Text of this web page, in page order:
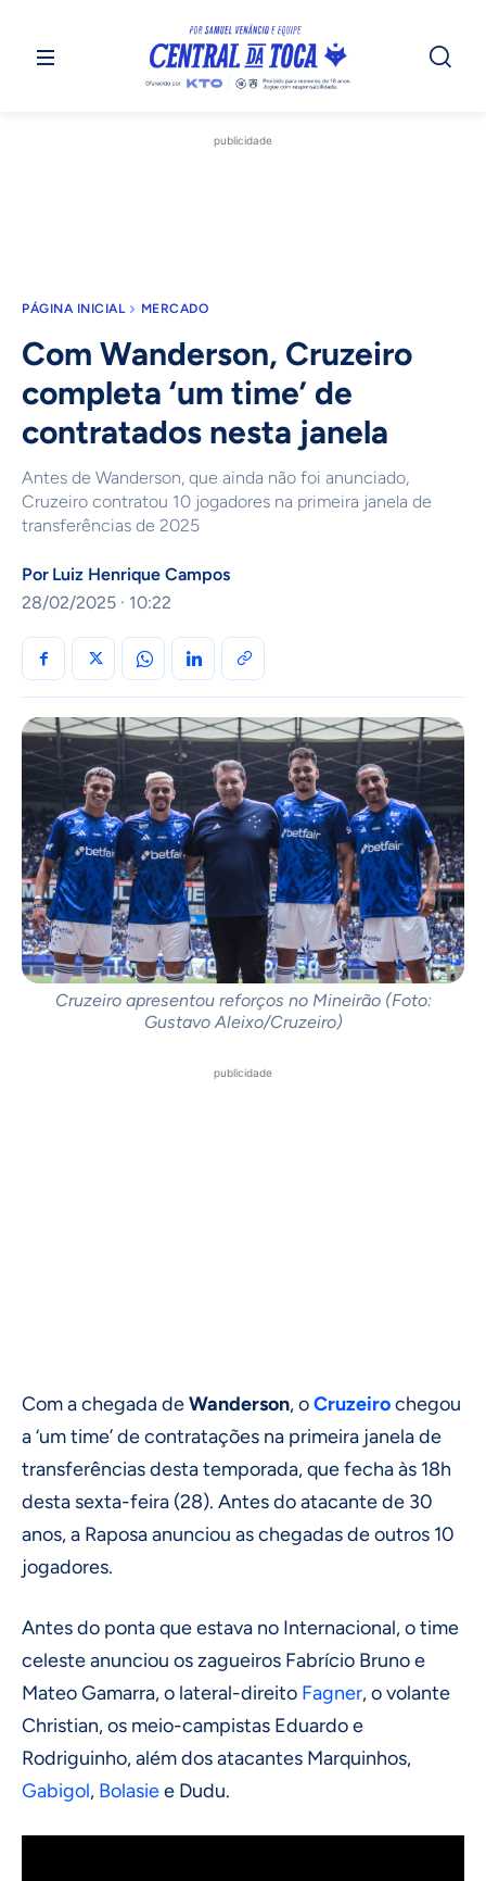
publicidade
PÁGINA INICIAL MERCADO
Com Wanderson, Cruzeiro
completa ‘um time’ de
contratados nesta janela
Antes de Wanderson, que ainda não foi anunciado,
Cruzeiro contratou 10 jogadores na primeira janela de
transferências de 2025
Por Luiz Henrique Campos
28/02/2025 · 10:22
Cruzeiro apresentou reforços no Mineirão (Foto:
Gustavo Aleixo/Cruzeiro)
publicidade
Com a chegada deWanderson, oCruzeirochegou
a ‘um time’ de contratações na primeira janela de
transferências desta temporada, que fecha às 18h
desta sexta-feira (28). Antes do atacante de 30
anos, a Raposa anunciou as chegadas de outros 10
jogadores.
Antes do ponta que estava no Internacional, o time
celeste anunciou os zagueiros Fabrício Bruno e
Mateo Gamarra, o lateral-direito Fagner, o volante
Christian, os meio-campistas Eduardo e
Rodriguinho, além dos atacantes Marquinhos,
Gabigol, Bolasiee Dudu.